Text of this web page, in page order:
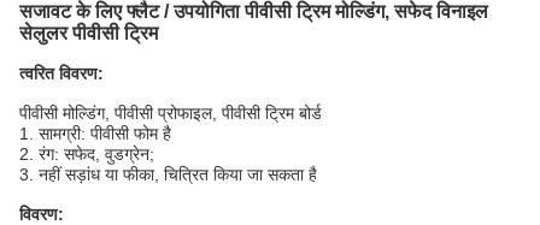
सजावट के लिए फ्लैट / उपयोगिता पीवीसी ट्रिम मोल्डिंग, सफेद विनाइल
सेलुलर पीवीसी ट्रिम
त्वरित विवरण:
पीवीसी मोल्डिंग, पीवीसी प्रोफाइल, पीवीसी ट्रिम बोर्ड
1. सामग्री: पीवीसी फोम है
2. रंग: सफेद, वुडग्रेन;
3. नहीं सड़ांध या फीका, चित्रित किया जा सकता है
विवरण: